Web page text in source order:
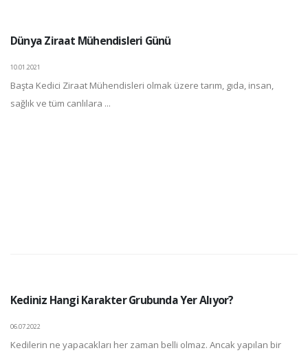
Dünya Ziraat Mühendisleri Günü
10.01.2021
Başta Kedici Ziraat Mühendisleri olmak üzere tarım, gıda, insan,
sağlık ve tüm canlılara ...
Kediniz Hangi Karakter Grubunda Yer Alıyor?
06.07.2022
Kedilerin ne yapacakları her zaman belli olmaz. Ancak yapılan bir